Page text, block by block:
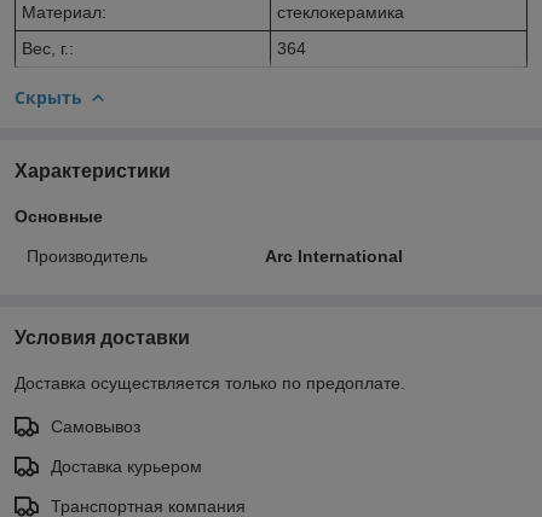
Материал:
стеклокерамика
Вес, г.:
364
Скрыть
Характеристики
Основные
Производитель Arc International
Условия доставки
Доставка осуществляется только по предоплате.
Самовывоз
Доставка курьером
Транспортная компания